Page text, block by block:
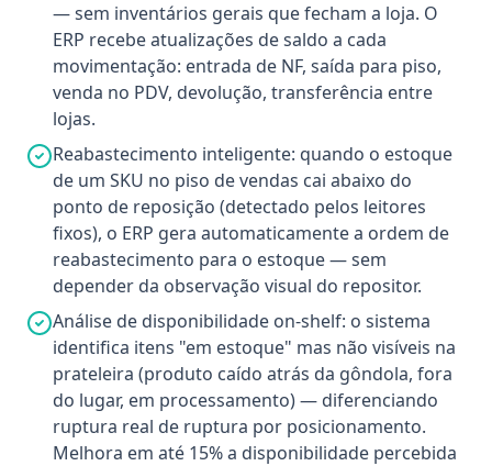
— sem inventários gerais que fecham a loja. O
ERP recebe atualizações de saldo a cada
movimentação: entrada de NF, saída para piso,
venda no PDV, devolução, transferência entre
lojas.
Reabastecimento inteligente: quando o estoque
de um SKU no piso de vendas cai abaixo do
ponto de reposição (detectado pelos leitores
fixos), o ERP gera automaticamente a ordem de
reabastecimento para o estoque — sem
depender da observação visual do repositor.
Análise de disponibilidade on-shelf: o sistema
identifica itens "em estoque" mas não visíveis na
prateleira (produto caído atrás da gôndola, fora
do lugar, em processamento) — diferenciando
ruptura real de ruptura por posicionamento.
Melhora em até 15% a disponibilidade percebida